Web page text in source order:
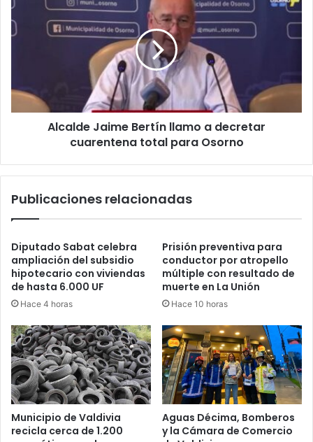
19
Jaime
Bertín
llamo
total
para
Alcalde Jaime Bertín llamo a decretar
cuarentena total para Osorno
Publicaciones relacionadas
Diputado Sabat celebra
ampliación del subsidio
hipotecario con viviendas
de hasta 6.000 UF
Hace 4 horas
Prisión preventiva para
conductor por atropello
múltiple con resultado de
muerte en La Unión
Hace 10 horas
Municipio de Valdivia
recicla cerca de 1.200
Aguas Décima, Bomberos
y la Cámara de Comercio